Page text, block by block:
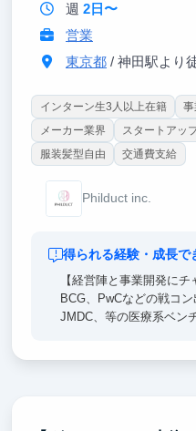
週 2日〜
営業
東京都/ 神田駅より
インターン生3人以上在籍
メーカー業界
スタートアッ
服装髪型自由
交通費支給
Philduct inc.
得られる経験・成長で
【経営陣と事業開発にチ
BCG、PwCなどの戦コン
JMDC、等の医療系ベン